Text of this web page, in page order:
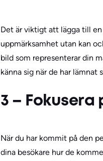
Det är viktigt att lägga till
uppmärksamhet utan kan
bild som representerar din
känna sig när de har
3 –
När du har kommit på den
dina besökare hur de